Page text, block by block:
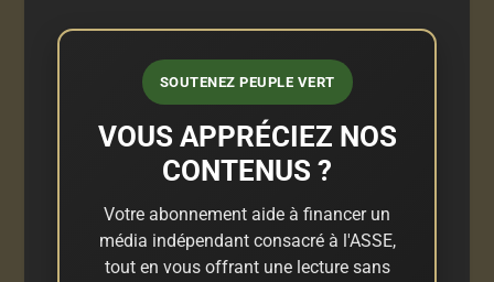
SOUTENEZ PEUPLE VERT
VOUS APPRÉCIEZ NOS
CONTENUS ?
Votre abonnement aide à financer un
média indépendant consacré à l'ASSE,
tout en vous offrant une lecture sans